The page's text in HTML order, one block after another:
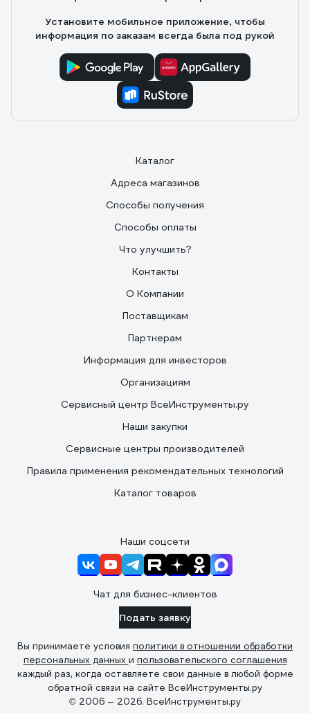
Установите мобильное приложение, чтобы
информация по заказам всегда была под рукой
Каталог
Адреса магазинов
Способы получения
Способы оплаты
Что улучшить?
Контакты
О Компании
Поставщикам
Партнерам
Информация для инвесторов
Организациям
Сервисный центр ВсеИнструменты.ру
Наши закупки
Сервисные центры производителей
Правила применения рекомендательных технологий
Каталог товаров
Наши соцсети
Чат для бизнес-клиентов
Подать заявку
Вы принимаете условия политики в отношении обработки
персональных данных и пользовательского соглашения
каждый раз, когда оставляете свои данные в любой форме
обратной связи на сайте ВсеИнструменты.ру
© 2006 — 2026. ВсеИнструменты.ру